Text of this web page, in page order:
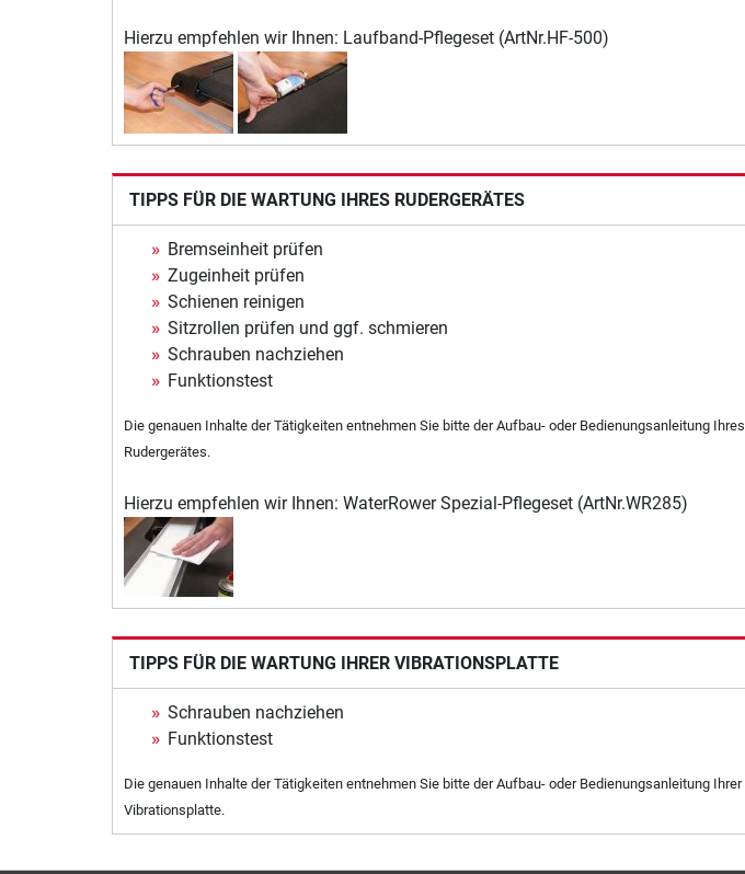
Hierzu empfehlen wir Ihnen: Laufband-Pflegeset (ArtNr.HF-500)
TIPPS FÜR DIE WARTUNG IHRES RUDERGERÄTES
Bremseinheit prüfen
Zugeinheit prüfen
Schienen reinigen
Sitzrollen prüfen und ggf. schmieren
Schrauben nachziehen
Funktionstest
Die genauen Inhalte der Tätigkeiten entnehmen Sie bitte der Aufbau- oder Bedienungsanleitung Ihres
Rudergerätes.
Hierzu empfehlen wir Ihnen: WaterRower Spezial-Pflegeset (ArtNr.WR285)
TIPPS FÜR DIE WARTUNG IHRER VIBRATIONSPLATTE
Schrauben nachziehen
Funktionstest
Die genauen Inhalte der Tätigkeiten entnehmen Sie bitte der Aufbau- oder Bedienungsanleitung Ihrer
Vibrationsplatte.